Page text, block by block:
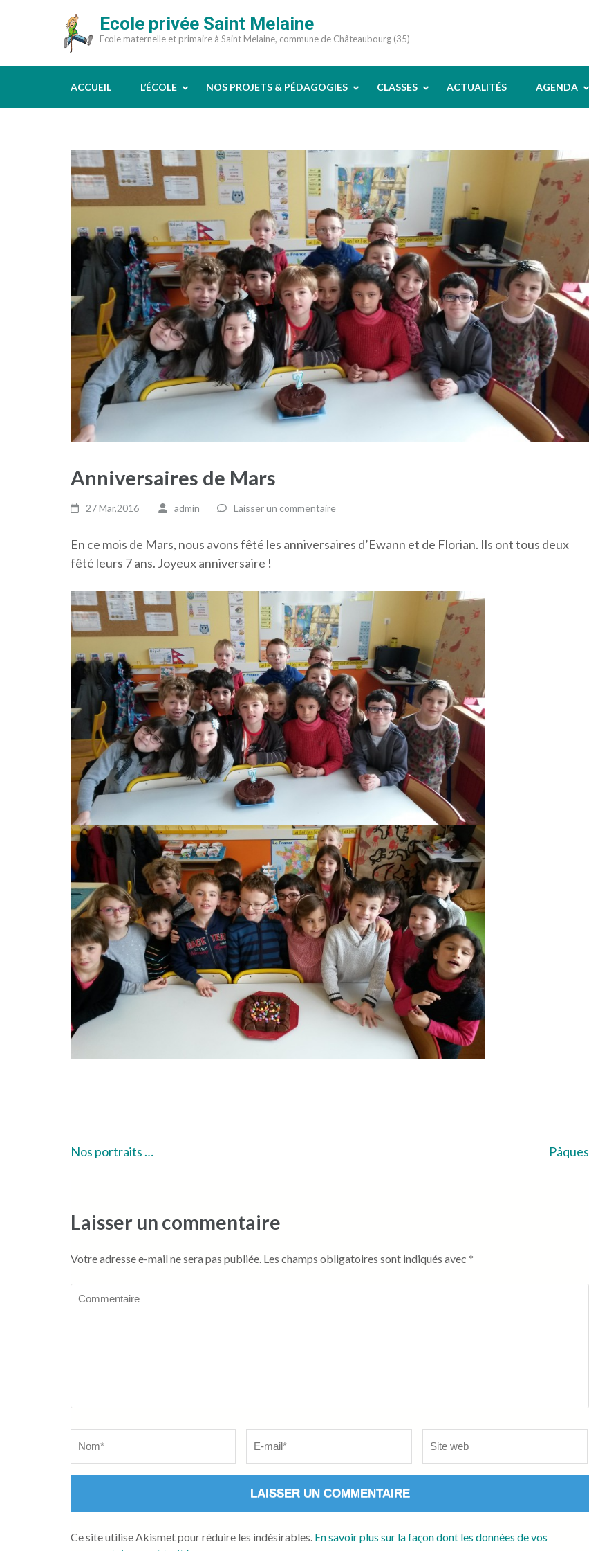
(Pressez
Ecole privée Saint Melaine
Ecole maternelle et primaire à Saint Melaine, commune de Châteaubourg (35)
ACCUEIL L’ÉCOLE NOS PROJETS & PÉDAGOGIES CLASSES ACTUALITÉS AGENDA
Anniversaires de Mars
27 Mar,2016 admin Laisser un commentaire
En ce mois de Mars, nous avons fêté les anniversaires d’Ewann et de Florian. Ils ont tous deux
fêté leurs 7 ans. Joyeux anniversaire !
Navigation
l’article
Nos portraits … Pâques
Laisser un commentaire
Votre adresse e-mail ne sera pas publiée. Les champs obligatoires sont indiqués avec *
web
Ce site utilise Akismet pour réduire les indésirables. En savoir plus sur la façon dont les données de vos